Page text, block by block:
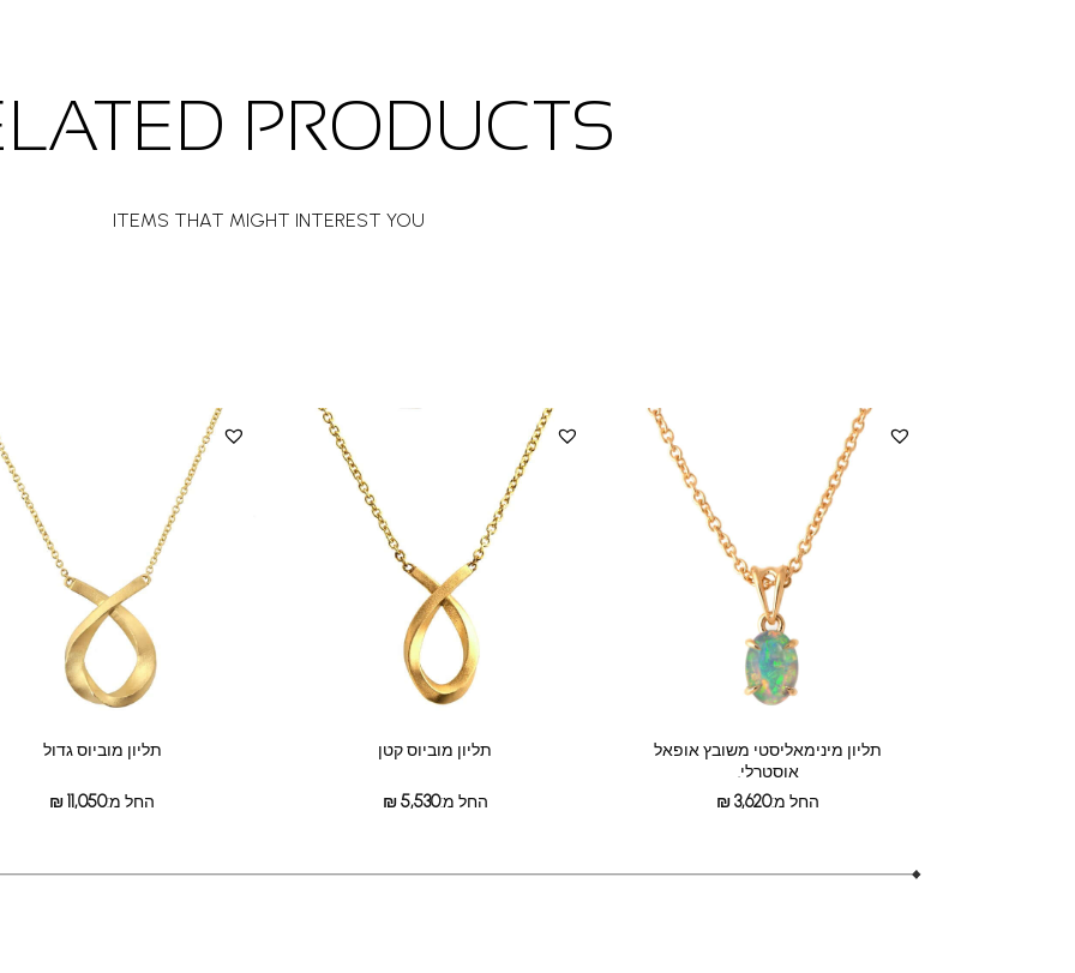
PRODUCTS
ITEMS THAT MIGHT INTEREST YOU
תליון מינימאליסטי משובץ אופאל
אוסטרלי.
החל מ:
₪3,620
תליון מוביוס קטן
החל מ: ₪5,530
תליון מוביוס גדול
החל מ: ₪11,050